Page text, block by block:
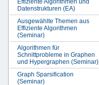
Effiziente Algorithmen und
Datenstrukturen (EA)
Ausgewählte Themen aus
Effiziente Algorithmen
(Seminar)
Algorithmen für
Schnittprobleme in Graphen
und Hypergraphen (Seminar)
Graph Sparsification
(Seminar)